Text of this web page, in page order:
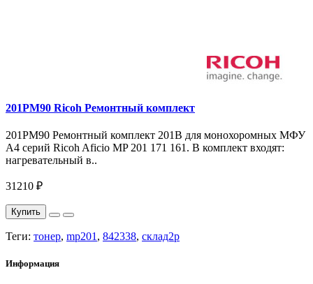
201PM90 Ricoh Ремонтный комплект
201PM90 Ремонтный комплект 201B для монохоромных МФУ
A4 серий Ricoh Aficio MP 201 171 161. В комплект входят:
нагревательный в..
31210 ₽
Купить
Теги: тонер, mp201 , 842338, склад2р
Информация